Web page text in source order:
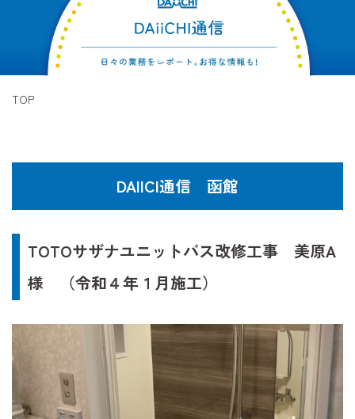
TOP
DAIICI通信 函館
TOTOサザナユニットバス改修工事 美原A
様 （令和４年１月施工）